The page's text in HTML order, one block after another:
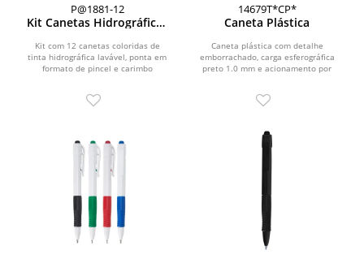
P@1881-12
Kit Canetas Hidrográficas
Kit com 12 canetas coloridas de
tinta hidrográfica lavável, ponta em
formato de pincel e carimbo
14679T*CP*
Caneta Plástica
Caneta plástica com detalhe
emborrachado, carga esferográfica
preto 1.0 mm e acionamento por